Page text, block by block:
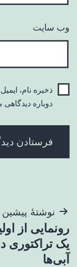
وب‌ سایت
ذخیره نام،
دوباره
راهبری
نوشته
نوشتهٔ پیشین
رونمایی از
یک تراکتوری
آبی‌ها